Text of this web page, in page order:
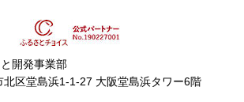
開発事業部
区堂島浜1-1-27 大阪堂島浜タワー6階